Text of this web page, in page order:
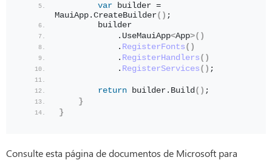
var builder =
MauiApp. CreateBuilder() ;
        builder
            .UseMauiApp
<App>()
            .
RegisterFonts ()
            .
RegisterHandlers ()
            .
RegisterServices () ;
return builder. Build () ;
}
}
Consulte esta página de documentos de Microsoft para